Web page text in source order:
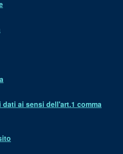
ai sensi dell'art.1 comma